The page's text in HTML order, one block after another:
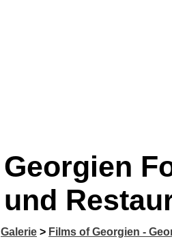
Georgien
und
Galerie > Films of Georgien -